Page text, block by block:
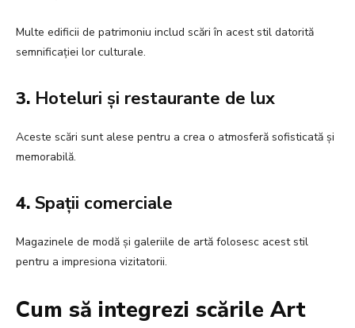
Multe edificii de patrimoniu includ scări în acest stil datorită
semnificației lor culturale.
3. Hoteluri și restaurante de lux
Aceste scări sunt alese pentru a crea o atmosferă sofisticată și
memorabilă.
4. Spații comerciale
Magazinele de modă și galeriile de artă folosesc acest stil
pentru a impresiona vizitatorii.
Cum să integrezi scările Art